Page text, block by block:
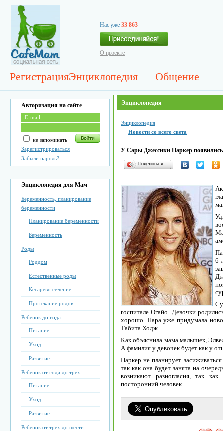
Нас уже 33 863
О проекте
РегистрацияЭнциклопедия Общение
Авторизация на сайте
не запоминать
Зарегистрироваться
Забыли пароль?
Энциклопедия для Мам
Беременность, планирование
беременности
Планирование беременности
Беременность
Роды
Роддом
Естественные роды
Кесарево сечение
Протекание родов
Ребенок до года
Питание
Уход
Развитие
Ребенок от года до трех
Питание
Уход
Развитие
Ребенок от трех до шести
Энциклопедия
Энциклопедия
Новости со всего света
У Сары Джессики Паркер
Поделиться…
6-
госпитале Огайо. Девочки
хорошо. Пара уже придумала
Табита Ходж.
Как объяснила мама малышек,
А фамилия у девочек будет как у
Паркер не планирует
так как она будет занята на
возникают разногласия, так
посторонний человек.